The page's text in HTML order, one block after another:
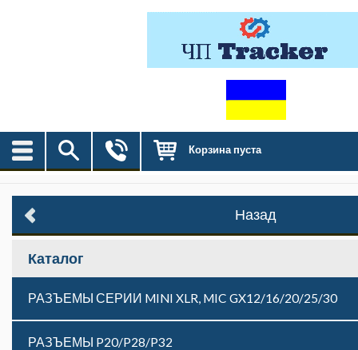
Корзина пуста
Назад
Каталог
РАЗЪЕМЫ СЕРИИ MINI XLR, MIC GX12/16/20/25/30
РАЗЪЕМЫ P20/P28/P32